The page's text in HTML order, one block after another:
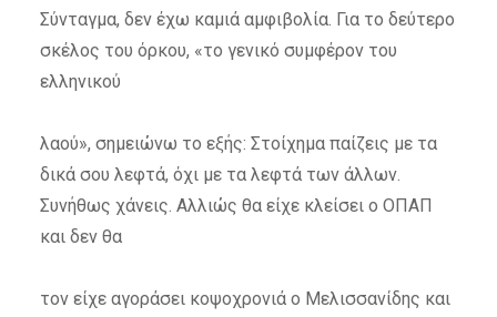
Σύνταγμα, δεν έχω καμιά αμφιβολία. Για το δεύτερο
σκέλος του όρκου, «το γενικό συμφέρον του
ελληνικού
λαού», σημειώνω το εξής: Στοίχημα παίζεις με τα
δικά σου λεφτά, όχι με τα λεφτά των άλλων.
Συνήθως χάνεις. Αλλιώς θα είχε κλείσει ο ΟΠΑΠ
και δεν θα
τον είχε αγοράσει κοψοχρονιά ο Μελισσανίδης και